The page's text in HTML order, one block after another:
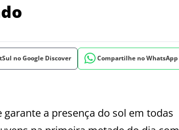
no Google Discover Compartilhe no WhatsApp
a presença do sol em todas